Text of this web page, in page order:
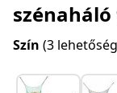
szénaháló
Szín (3